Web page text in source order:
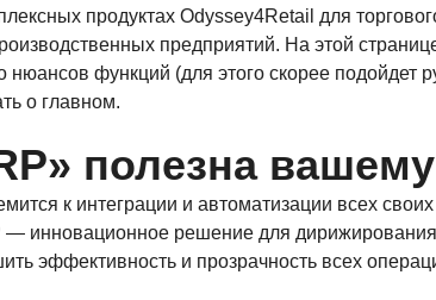
продуктах Odyssey4Retail для
предприятий. На этой
нюансов функций (для этого скорее подойдет
о главном.
полезна
к интеграции и автоматизации всех
— инновационное решение для
эффективность и прозрачность всех